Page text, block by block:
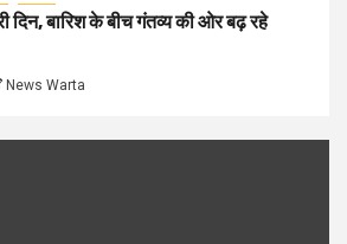
दिन, बारिश के बीच गंतव्य की ओर बढ़ रहे
News Warta